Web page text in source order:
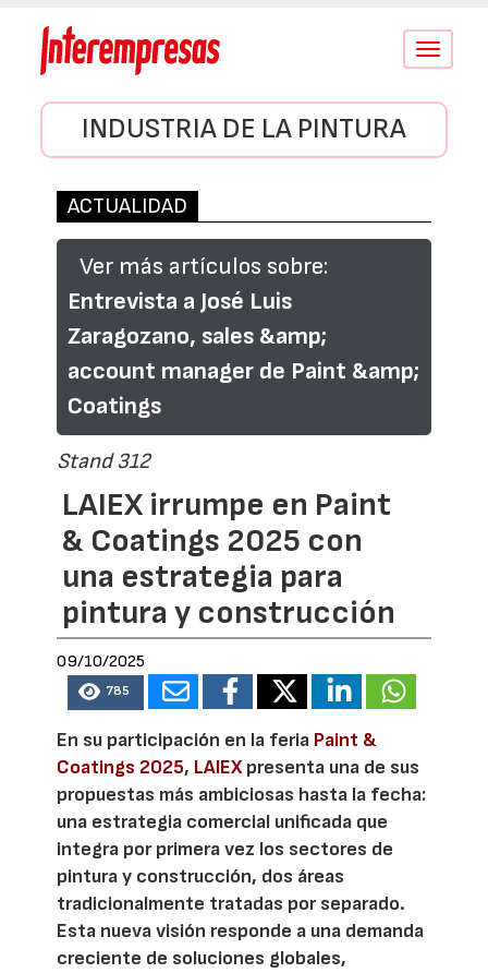
Conmutar
INDUSTRIA DE LA PINTURA
ACTUALIDAD
Ver más artículos sobre:
Entrevista a José Luis
Zaragozano, sales &amp;
account manager de Paint &amp;
Coatings
Stand 312
LAIEX irrumpe en Paint
& Coatings 2025 con
una estrategia para
pintura y construcción
09/10/2025
785
En su participación en la feria Paint &
Coatings 2025, LAIEXpresenta una de sus
propuestas más ambiciosas hasta la fecha:
una estrategia comercial unificada que
integra por primera vez los sectores de
pintura y construcción, dos áreas
tradicionalmente tratadas por separado.
Esta nueva visión responde a una demanda
creciente de soluciones globales,